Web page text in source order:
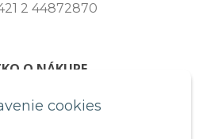
cookies
2 44872870
O NÁKUPE
OTÁZKY